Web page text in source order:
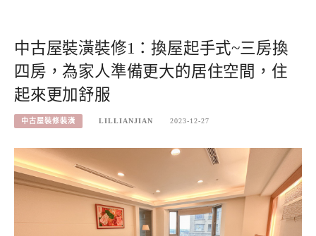
中古屋裝潢裝修1：換屋起手式~三房換
四房，為家人準備更大的居住空間，住
起來更加舒服
中古屋裝修裝潢 LILLIANJIAN 2023-12-27